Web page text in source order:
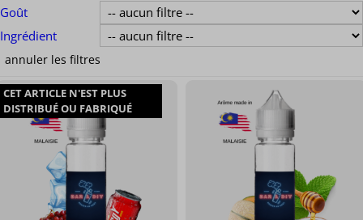
Goût
Ingrédient
CET ARTICLE N'EST PLUS
DISTRIBUÉ OU FABRIQUÉ